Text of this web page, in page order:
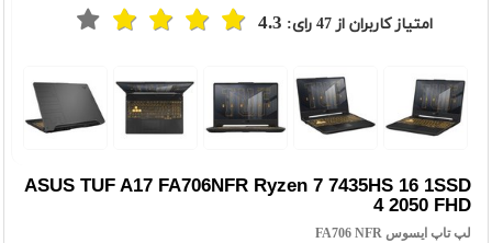
امتیاز کاربران از47 رای: 4.3
ASUS TUF A17 FA706NFR Ryzen 7 7435HS 16 1SSD
4 2050 FHD
لپ تاپ ایسوس FA706 NFR